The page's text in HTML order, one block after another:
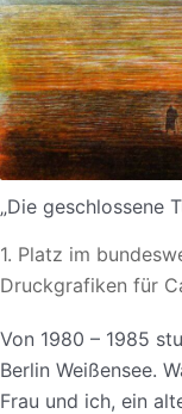
„Die geschlossene
1. Platz im
Druckgrafiken für
Von 1980 – 1985
Berlin Weißensee.
Frau und ich, ein